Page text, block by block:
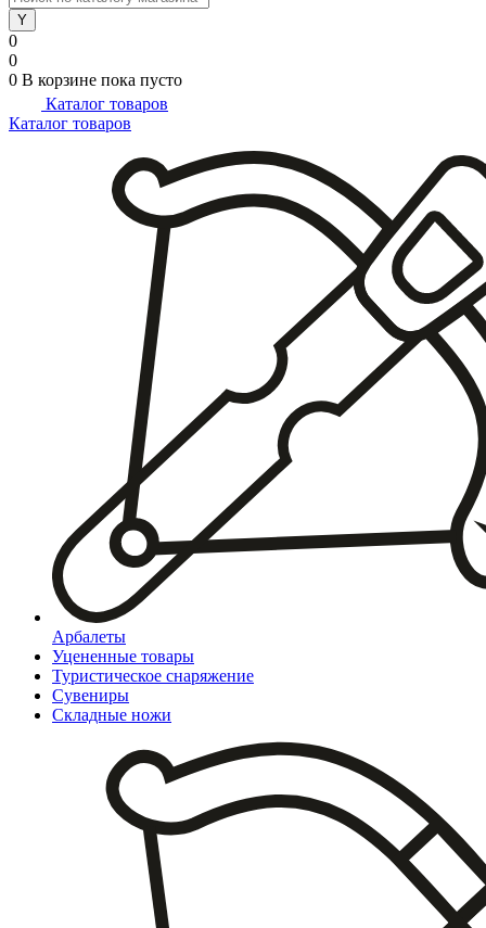
0
0
0 В корзине пока пусто
Каталог товаров
Каталог товаров
Арбалеты
Уцененные товары
Туристическое снаряжение
Сувениры
Складные ножи